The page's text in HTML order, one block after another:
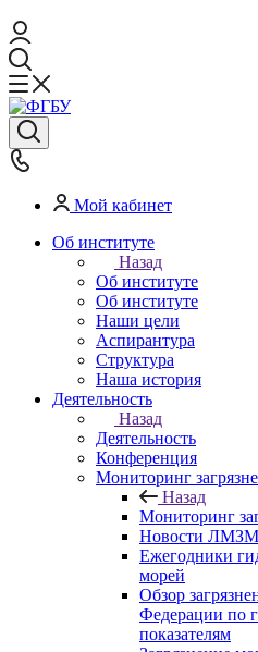
Мой кабинет
Об институте
Назад
Об институте
Об институте
Наши цели
Аспирантура
Структура
Наша история
Деятельность
Назад
Деятельность
Конференция
Мониторинг
Назад
Мониторинг
Новости
Ежегодники
морей
Обзор
Федерации по
показателям